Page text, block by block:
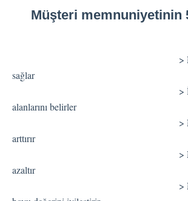
Akış Ayarları
SMS Kanalı
Web Widget Kanalı
Müşteri memnuniyetinin
> Müşteri
sağlar
>
alanlarını belirler
> Marka
arttırır
> Müşteri
azaltır
> Müşteri